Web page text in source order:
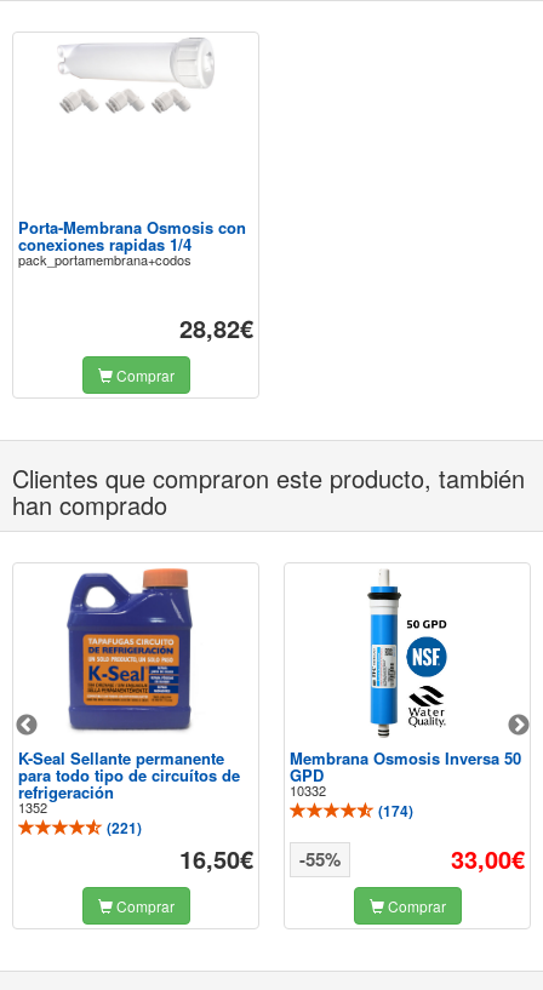
Porta-Membrana Osmosis con
conexiones rapidas 1/4
pack_portamembrana+codos
28,82€
Comprar
Clientes que compraron este producto, también
han comprado
K-Seal Sellante permanente
para todo tipo de circuítos de
refrigeración
1352
(221)
16,50€
Comprar
Membrana Osmosis Inversa 50
GPD
10332
(174)
33,00€
-55%
Comprar